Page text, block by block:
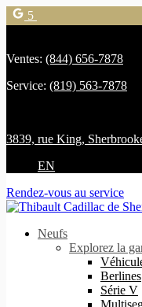
5
Ventes: (844) 656-7878
Service: (819) 563-7878
3839, rue King,
EN
Rendez-vous au service
Neufs
Explorez la
Berlines
Série V